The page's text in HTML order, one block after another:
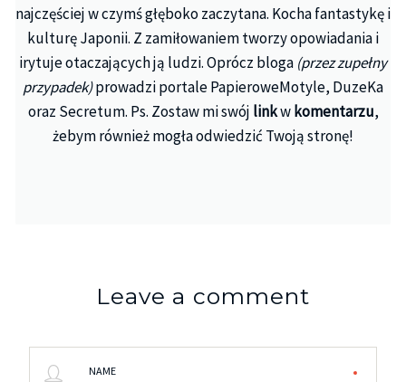
najczęściej w czymś głęboko zaczytana. Kocha fantastykę i
kulturę Japonii. Z zamiłowaniem tworzy opowiadania i
irytuje otaczających ją ludzi. Oprócz bloga (przez zupełny
przypadek)prowadzi portale PapieroweMotyle, DuzeKa
oraz Secretum. Ps. Zostaw mi swój linkwkomentarzu,
żebym również mogła odwiedzić Twoją stronę!
Leave a comment
NAME